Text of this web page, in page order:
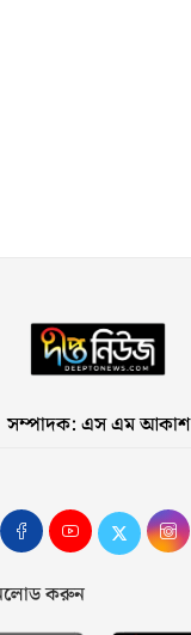
সম্পাদক: এস এম আকাশ
করুন